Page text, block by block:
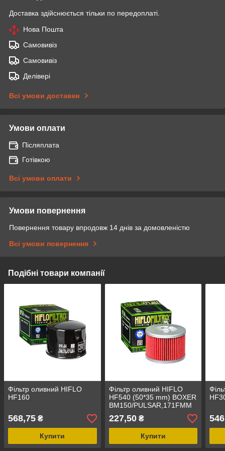
Доставка здійснюється тільки по передоплаті.
Нова Пошта
Самовивіз
Самовивіз
Делівері
Всі умови доставки
Умови оплати
Післяплата
Готівкою
Всі умови оплати
Умови повернення
Повернення товару впродовж 14 днів за домовленістю
Всі умови повернення
Подібні товари компанії
Фільтр оливний HIFLO
HF160
568,75 ₴
Купити
Фільтр оливний HIFLO
HF540 (50*35 mm) BOXER
BM150/PULSAR,171FMM
TEKKEN 250
227,50₴
Купити
546